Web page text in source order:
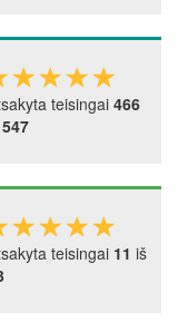
teisingai 466
547
teisingai 11 iš